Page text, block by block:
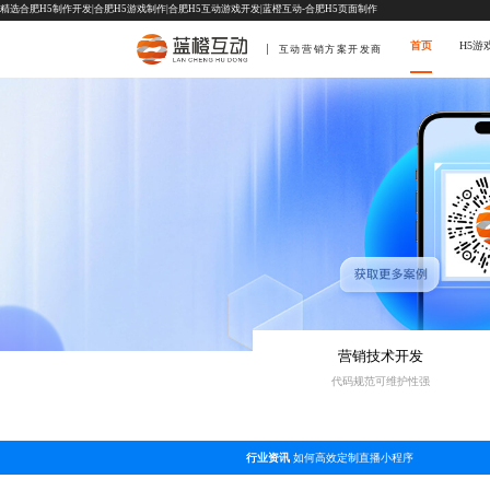
精选合肥H5制作开发|合肥H5游戏制作|合肥H5互动游戏开发|蓝橙互动-合肥H5页面制作
互动营销方案开发商 首页 H5游
营销技术开发
代码规范可维护性强
行业资讯 如何高效定制直播小程序